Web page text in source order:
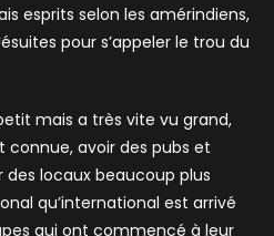
esprits selon les amérindiens,
pour s’appeler le trou du
mais a très vite vu grand,
avoir des pubs et
locaux beaucoup plus
qu’international est arrivé
qui ont commencé à leur